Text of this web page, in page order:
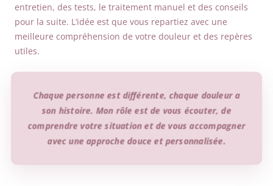
entretien, des tests, le traitement manuel et des conseils
pour la suite. L’idée est que vous repartiez avec une
meilleure compréhension de votre douleur et des repères
utiles.
Chaque personne est différente, chaque douleur a
son histoire. Mon rôle est de vous écouter, de
comprendre votre situation et de vous accompagner
avec une approche douce et personnalisée.